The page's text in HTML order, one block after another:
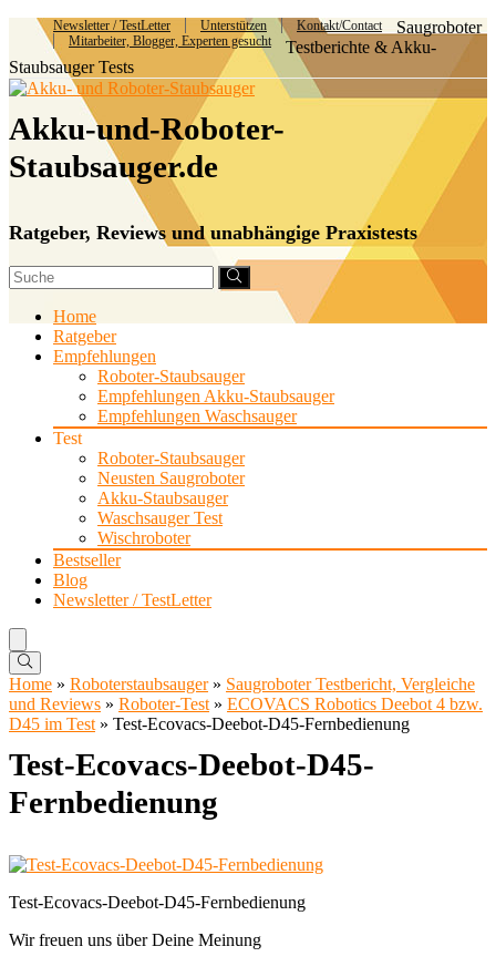
Newsletter / TestLetter Unterstützen
Kontakt/Contact
Mitarbeiter, Blogger, Experten gesucht
Saugroboter
Testberichte & Akku-
Staubsauger Tests
Akku-und-Roboter-
Staubsauger.de
Ratgeber, Reviews und unabhängige Praxistests
Home
Ratgeber
Empfehlungen
Roboter-Staubsauger
Empfehlungen Akku-Staubsauger
Empfehlungen Waschsauger
Test
Roboter-Staubsauger
Neusten Saugroboter
Akku-Staubsauger
Waschsauger Test
Wischroboter
Bestseller
Blog
Newsletter / TestLetter
Home » Roboterstaubsauger» Saugroboter Testbericht, Vergleiche
und Reviews » Roboter-Test » ECOVACS Robotics Deebot 4 bzw.
D45 im Test » Test-Ecovacs-Deebot-D45-Fernbedienung
Test-Ecovacs-Deebot-D45-
Fernbedienung
Test-Ecovacs-Deebot-D45-Fernbedienung
Wir freuen uns über Deine Meinung